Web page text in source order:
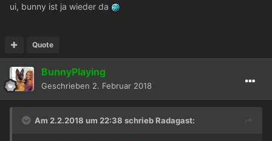
ui, bunny ist ja wieder da
Quote
BunnyPlaying
Geschrieben 2. Februar 2018
Am 2.2.2018 um 22:38 schriebRadagast: